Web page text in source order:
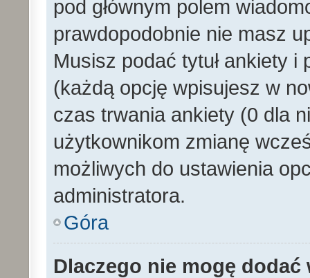
pod głównym polem
prawdopodobnie nie masz
Musisz podać tytuł ankiety
(każdą opcję wpisujesz w
czas trwania ankiety (0 dla
użytkownikom zmianę
możliwych do ustawienia
administratora.
Góra
Dlaczego nie mogę